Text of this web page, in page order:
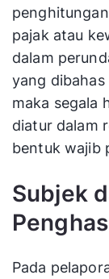
pajak atau
dalam
yang dibahas
maka segala
diatur dalam
bentuk wajib
Subjek
Pada